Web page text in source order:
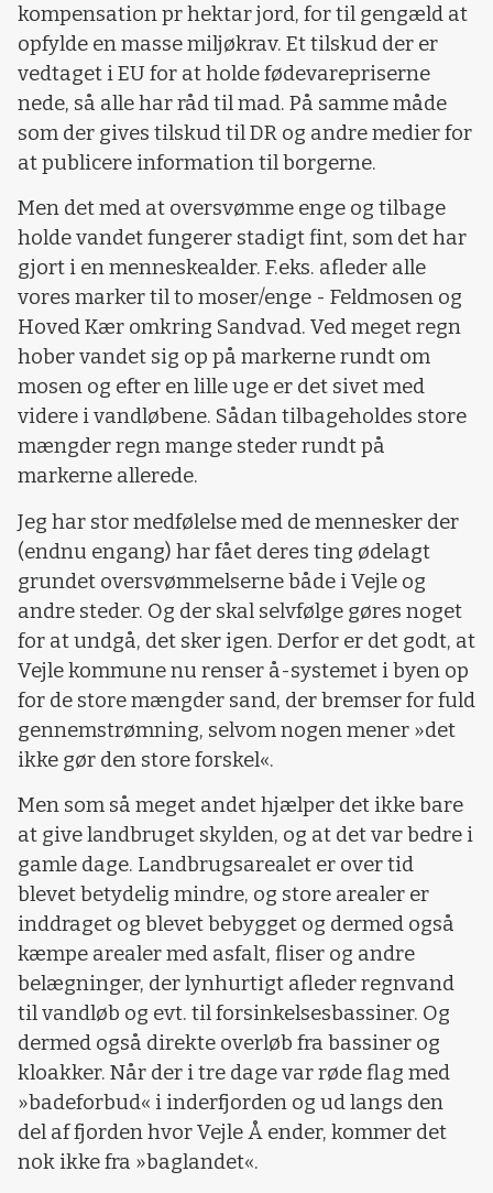
kompensation pr hektar jord, for til gengæld at
opfylde en masse miljøkrav. Et tilskud der er
vedtaget i EU for at holde fødevarepriserne
nede, så alle har råd til mad. På samme måde
som der gives tilskud til DR og andre medier for
at publicere information til borgerne.
Men det med at oversvømme enge og tilbage
holde vandet fungerer stadigt fint, som det har
gjort i en menneskealder. F.eks. afleder alle
vores marker til to moser/enge - Feldmosen og
Hoved Kær omkring Sandvad. Ved meget regn
hober vandet sig op på markerne rundt om
mosen og efter en lille uge er det sivet med
videre i vandløbene. Sådan tilbageholdes store
mængder regn mange steder rundt på
markerne allerede.
Jeg har stor medfølelse med de mennesker der
(endnu engang) har fået deres ting ødelagt
grundet oversvømmelserne både i Vejle og
andre steder. Og der skal selvfølge gøres noget
for at undgå, det sker igen. Derfor er det godt, at
Vejle kommune nu renser å-systemet i byen op
for de store mængder sand, der bremser for fuld
gennemstrømning, selvom nogen mener »det
ikke gør den store forskel«.
Men som så meget andet hjælper det ikke bare
at give landbruget skylden, og at det var bedre i
gamle dage. Landbrugsarealet er over tid
blevet betydelig mindre, og store arealer er
inddraget og blevet bebygget og dermed også
kæmpe arealer med asfalt, fliser og andre
belægninger, der lynhurtigt afleder regnvand
til vandløb og evt. til forsinkelsesbassiner. Og
dermed også direkte overløb fra bassiner og
kloakker. Når der i tre dage var røde flag med
»badeforbud« i inderfjorden og ud langs den
del af fjorden hvor Vejle Å ender, kommer det
nok ikke fra »baglandet«.